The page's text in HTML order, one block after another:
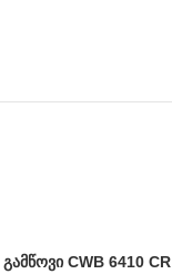
გამწოვი CWB 6410 CR